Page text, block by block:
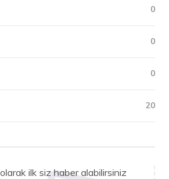
0
0
0
20
ilk siz haber alabilirsiniz